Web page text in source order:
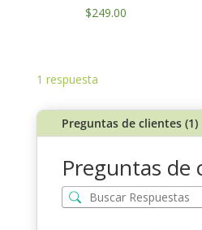
$249.00
1 respuesta
Preguntas de clientes (1)
Preguntas de